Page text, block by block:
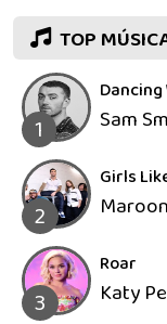
TOP
1 Sam
2
Girls
3
Roar
Katy